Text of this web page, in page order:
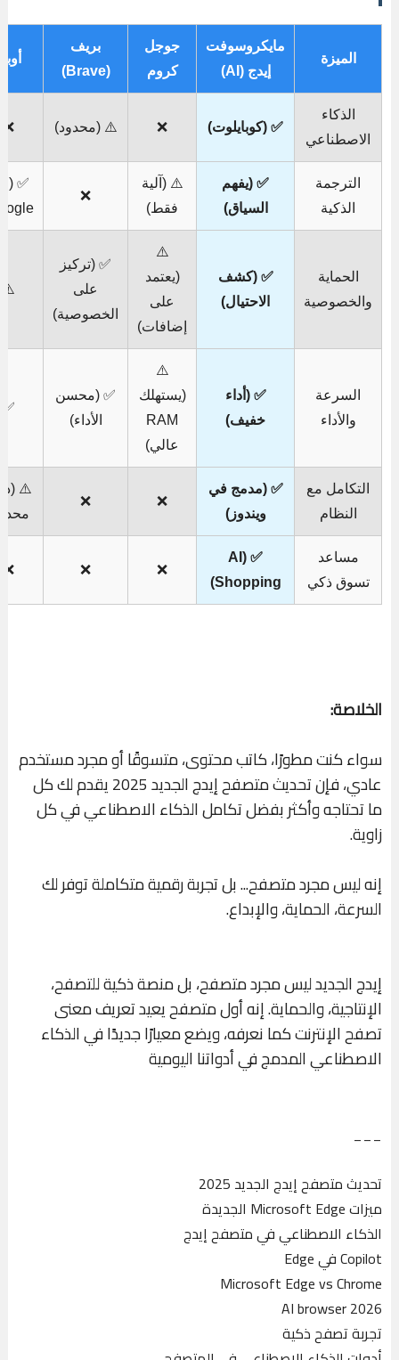
الميزة
مايكروسوفت
إيدج (AI)
جوجل
كروم
بريف
(Brave)
الذكاء
الاصطناعي
✅ (كوبايلوت) ❌ ⚠️ (محدود) ❌
الترجمة
الذكية
✅ (يفهم
السياق)
⚠️ (آلية
فقط)
❌
✅
الحماية
والخصوصية
✅ (كشف
الاحتيال)
⚠️
(يعتمد
على
إضافات)
✅ (تركيز
على
الخصوصية)
⚠️
السرعة
والأداء
✅ (أداء
خفيف)
⚠️
(يستهلك
RAM
عالي)
✅ (محسن
الأداء)
✅
التكامل مع
النظام
✅ (مدمج في
ويندوز)
❌
❌
⚠️
مساعد
تسوق ذكي
✅ (AI
Shopping)
❌
❌
❌
الخلاصة:
سواء كنت مطورًا، كاتب محتوى، متسوقًا أو مجرد مستخدم
عادي، فإن تحديث متصفح إيدج الجديد 2025 يقدم لك كل
ما تحتاجه وأكثر بفضل تكامل الذكاء الاصطناعي في كل
زاوية.
إنه ليس مجرد متصفح... بل تجربة رقمية متكاملة توفر لك
السرعة، الحماية، والإبداع.
إيدج الجديد ليس مجرد متصفح، بل منصة ذكية للتصفح،
الإنتاجية، والحماية. إنه أول متصفح يعيد تعريف معنى
تصفح الإنترنت كما نعرفه، ويضع معيارًا جديدًا في الذكاء
الاصطناعي المدمج في أدواتنا اليومية
___
تحديث متصفح إيدج الجديد 2025
ميزات Microsoft Edge الجديدة
الذكاء الاصطناعي في متصفح إيدج
Copilot في Edge
Microsoft Edge vs Chrome
AI browser 2026
تجربة تصفح ذكية